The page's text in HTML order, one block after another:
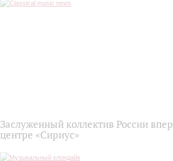
Заслуженный коллектив России
центре «Сириус»